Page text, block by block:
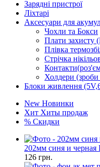
Зарядні пристрої
Ліхтарі
Аксесуари для
Чохли та Бокси
Плати захисту
Плівка
Стрічка
Холдери
Блоки живлення
New Новинки
Хит Хиты продаж
% Скидки
202мм синя и черная
126 грн.